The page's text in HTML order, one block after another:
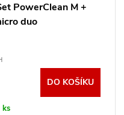
PowerClean M +
duo
ks
DO KOŠÍKU